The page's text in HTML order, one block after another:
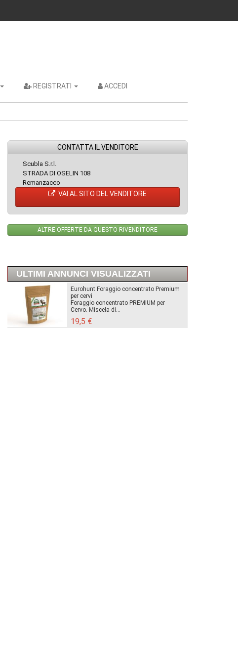
REGISTRATI ACCEDI
CONTATTA IL VENDITORE
Scubla S.r.l.
STRADA DI OSELIN 108
Remanzacco
VAI AL SITO DEL VENDITORE
ALTRE OFFERTE DA QUESTO RIVENDITORE
ULTIMI ANNUNCI VISUALIZZATI
Eurohunt Foraggio concentrato Premium
per cervi
Foraggio concentrato PREMIUM per
Cervo. Miscela di...
19,5 €